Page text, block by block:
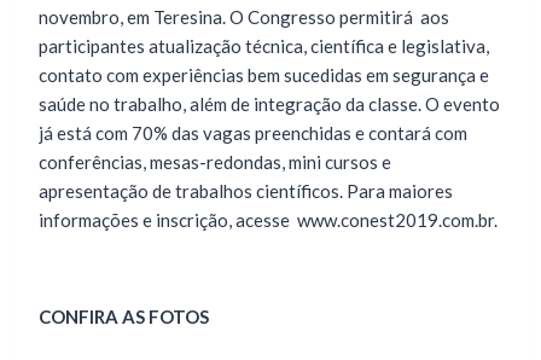
novembro, em Teresina. O Congresso permitirá aos
participantes atualização técnica, científica e legislativa,
contato com experiências bem sucedidas em segurança e
saúde no trabalho, além de integração da classe. O evento
já está com 70% das vagas preenchidas e contará com
conferências, mesas-redondas, mini cursos e
apresentação de trabalhos científicos. Para maiores
informações e inscrição, acesse www.conest2019.com.br.
CONFIRA AS FOTOS